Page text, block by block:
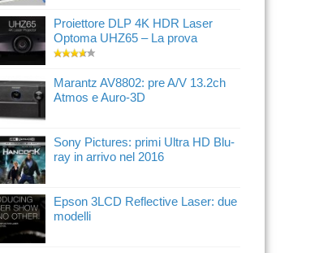
Proiettore DLP 4K HDR Laser
Optoma UHZ65 – La prova
Marantz AV8802: pre A/V 13.2ch
Atmos e Auro-3D
Sony Pictures: primi Ultra HD Blu-
ray in arrivo nel 2016
Epson 3LCD Reflective Laser: due
modelli